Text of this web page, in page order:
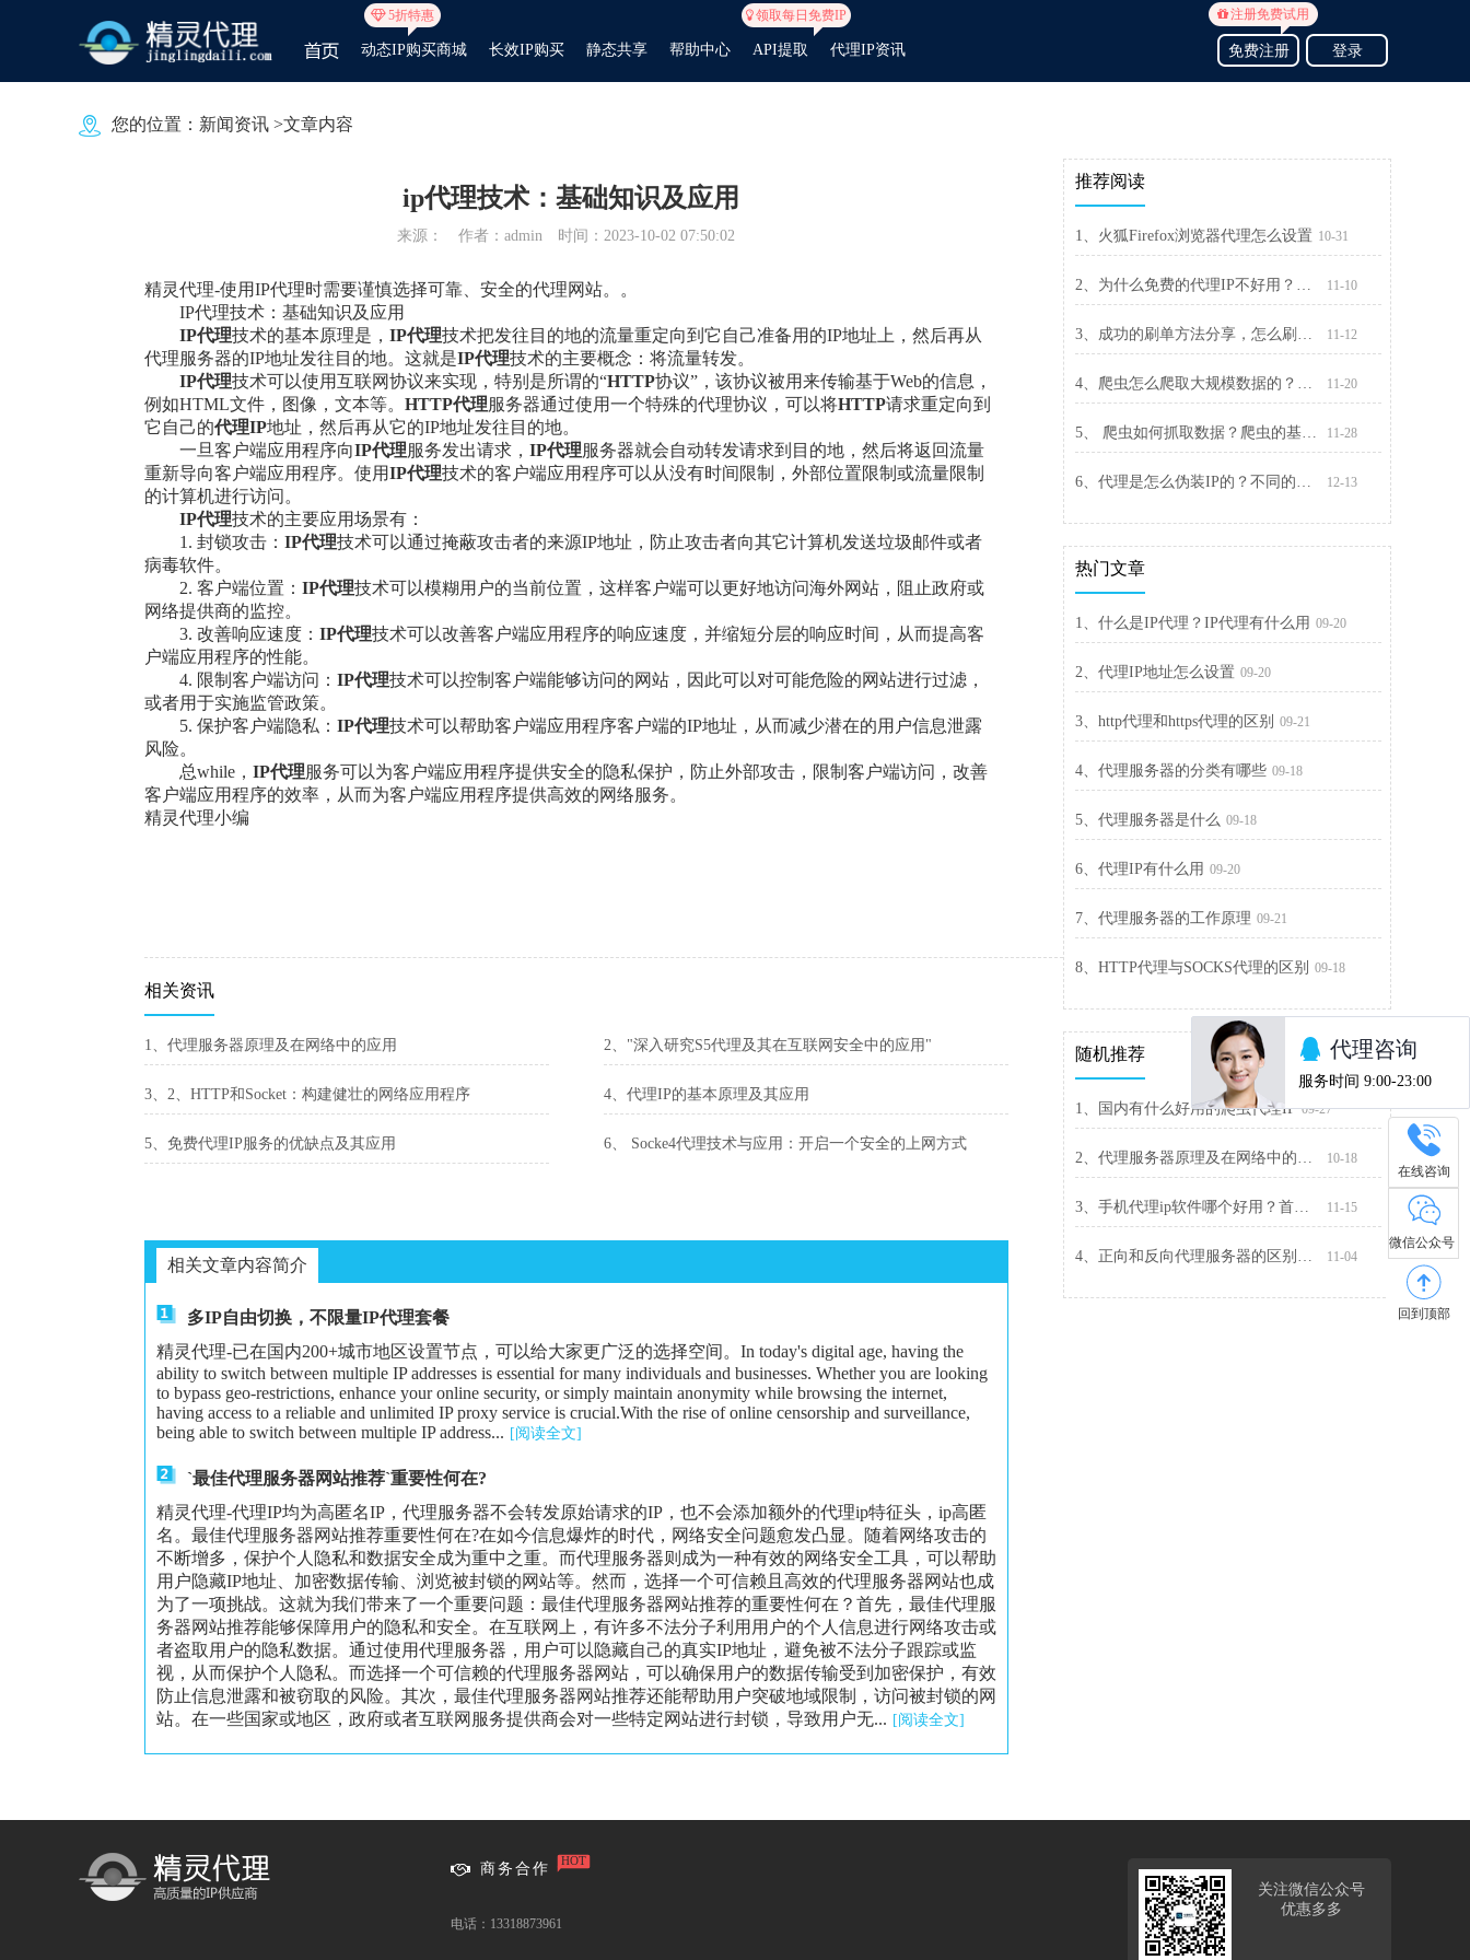
5折特惠
动态IP购买商城 长效IP购买 静态共享 帮助中心 API提取
领取每日免费IP
代理IP资讯 免费注册
注册免费试用
登录
您的位置： 新闻资讯 >文章内容
ip代理技术：基础知识及应用
来源： 作者：admin 时间：2023-10-02 07:50:02
精灵代理-使用IP代理时需要谨慎选择可靠、安全的代理网站。。
IP代理技术：基础知识及应用
IP代理技术的基本原理是， IP代理技术把发往目的地的流量重定向到它自己准备用的IP地址上，然后再从
代理服务器的IP地址发往目的地。这就是IP代理技术的主要概念：将流量转发。
IP代理技术可以使用互联网协议来实现，特别是所谓的“HTTP协议”，该协议被用来传输基于Web的信息，
例如HTML文件，图像，文本等。 HTTP代理服务器通过使用一个特殊的代理协议，可以将HTTP请求重定向到
它自己的代理IP地址，然后再从它的IP地址发往目的地。
一旦客户端应用程序向IP代理服务发出请求， IP代理服务器就会自动转发请求到目的地，然后将返回流量
重新导向客户端应用程序。使用IP代理技术的客户端应用程序可以从没有时间限制，外部位置限制或流量限制
的计算机进行访问。
IP代理技术的主要应用场景有：
1. 封锁攻击： IP代理技术可以通过掩蔽攻击者的来源IP地址，防止攻击者向其它计算机发送垃圾邮件或者
病毒软件。
2. 客户端位置： IP代理技术可以模糊用户的当前位置，这样客户端可以更好地访问海外网站，阻止政府或
网络提供商的监控。
3. 改善响应速度： IP代理技术可以改善客户端应用程序的响应速度，并缩短分层的响应时间，从而提高客
户端应用程序的性能。
4. 限制客户端访问： IP代理技术可以控制客户端能够访问的网站，因此可以对可能危险的网站进行过滤，
或者用于实施监管政策。
5. 保护客户端隐私： IP代理技术可以帮助客户端应用程序客户端的IP地址，从而减少潜在的用户信息泄露
风险。
总while， IP代理服务可以为客户端应用程序提供安全的隐私保护，防止外部攻击，限制客户端访问，改善
客户端应用程序的效率，从而为客户端应用程序提供高效的网络服务。
精灵代理小编
相关资讯
1、代理服务器原理及在网络中的应用 2、"深入研究S5代理及其在互联网安全中的应用"
3、2、HTTP和Socket：构建健壮的网络应用程序 4、代理IP的基本原理及其应用
5、免费代理IP服务的优缺点及其应用 6、 Socke4代理技术与应用：开启一个安全的上网方式
相关文章内容简介
多IP自由切换，不限量IP代理套餐
精灵代理-已在国内200+城市地区设置节点，可以给大家更广泛的选择空间。In today's digital age, having the
ability to switch between multiple IP addresses is essential for many individuals and businesses. Whether you are looking
to bypass geo-restrictions, enhance your online security, or simply maintain anonymity while browsing the internet,
having access to a reliable and unlimited IP proxy service is crucial.With the rise of online censorship and surveillance,
being able to switch between multiple IP address... [阅读全文]
`最佳代理服务器网站推荐`重要性何在?
精灵代理-代理IP均为高匿名IP，代理服务器不会转发原始请求的IP，也不会添加额外的代理ip特征头，ip高匿
名。最佳代理服务器网站推荐重要性何在?在如今信息爆炸的时代，网络安全问题愈发凸显。随着网络攻击的
不断增多，保护个人隐私和数据安全成为重中之重。而代理服务器则成为一种有效的网络安全工具，可以帮助
用户隐藏IP地址、加密数据传输、浏览被封锁的网站等。然而，选择一个可信赖且高效的代理服务器网站也成
为了一项挑战。这就为我们带来了一个重要问题：最佳代理服务器网站推荐的重要性何在？首先，最佳代理服
务器网站推荐能够保障用户的隐私和安全。在互联网上，有许多不法分子利用用户的个人信息进行网络攻击或
者盗取用户的隐私数据。通过使用代理服务器，用户可以隐藏自己的真实IP地址，避免被不法分子跟踪或监
视，从而保护个人隐私。而选择一个可信赖的代理服务器网站，可以确保用户的数据传输受到加密保护，有效
防止信息泄露和被窃取的风险。其次，最佳代理服务器网站推荐还能帮助用户突破地域限制，访问被封锁的网
站。在一些国家或地区，政府或者互联网服务提供商会对一些特定网站进行封锁，导致用户无... [阅读全文]
推荐阅读
1、火狐Firefox浏览器代理怎么设置 10-31
2、为什么免费的代理IP不好用？自己搭建代理IP池要注意什么 11-10
3、成功的刷单方法分享，怎么刷单能有效躲避稽查 11-12
4、爬虫怎么爬取大规模数据的？精灵代理千万IP池来帮忙 11-20
5、 爬虫如何抓取数据？爬虫的基本流程介绍 11-28
6、代理是怎么伪装IP的？不同的代理，隐藏IP的能力不一样 12-13
热门文章
1、什么是IP代理？IP代理有什么用 09-20
2、代理IP地址怎么设置 09-20
3、http代理和https代理的区别 09-21
4、代理服务器的分类有哪些 09-18
5、代理服务器是什么 09-18
6、代理IP有什么用 09-20
7、代理服务器的工作原理 09-21
8、HTTP代理与SOCKS代理的区别 09-18
随机推荐
1、国内有什么好用的爬虫代理IP 09-27
2、代理服务器原理及在网络中的应用 10-18
3、手机代理ip软件哪个好用？首选精灵代理 11-15
4、正向和反向代理服务器的区别是什么 11-04
在线咨询
微信公众号
回到顶部
商务合作 HOT
电话：13318873961
关注微信公众号
优惠多多